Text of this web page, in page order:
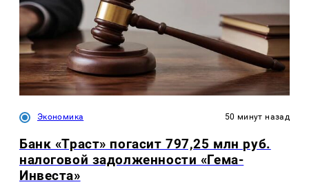
Экономика 50 минут назад
Банк «Траст» погасит 797,25 млн руб.
налоговой задолженности «Гема-
Инвеста»